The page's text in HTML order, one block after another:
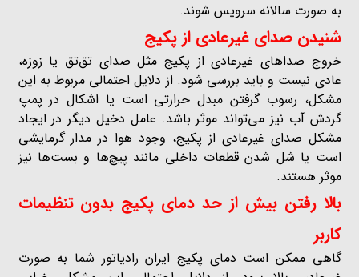
به صورت سالانه سرویس شوند.
شنیدن صدای غیرعادی از پکیج
خروج صداهای غیرعادی از پکیج مثل صدای تق‌تق یا زوزه،
عادی نیست و باید بررسی شود. از دلایل احتمالی مربوط به این
مشکل، رسوب گرفتن مبدل حرارتی است یا اشکال در پمپ
گردش آب نیز می‌تواند موثر باشد. عامل دخیل دیگر در ایجاد
مشکل صدای غیرعادی از پکیج، وجود هوا در مدار گرمایشی
است یا شل شدن قطعات داخلی مانند پیچ‌ها و بست‌ها نیز
موثر هستند.
بالا رفتن بیش از حد دمای پکیج بدون تنظیمات
کاربر
گاهی ممکن است دمای پکیج ایران رادیاتور شما به صورت